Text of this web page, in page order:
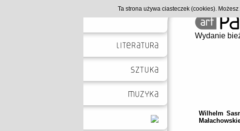
Wydanie
Wilhelm
Ta strona używa ciasteczek (cookies).